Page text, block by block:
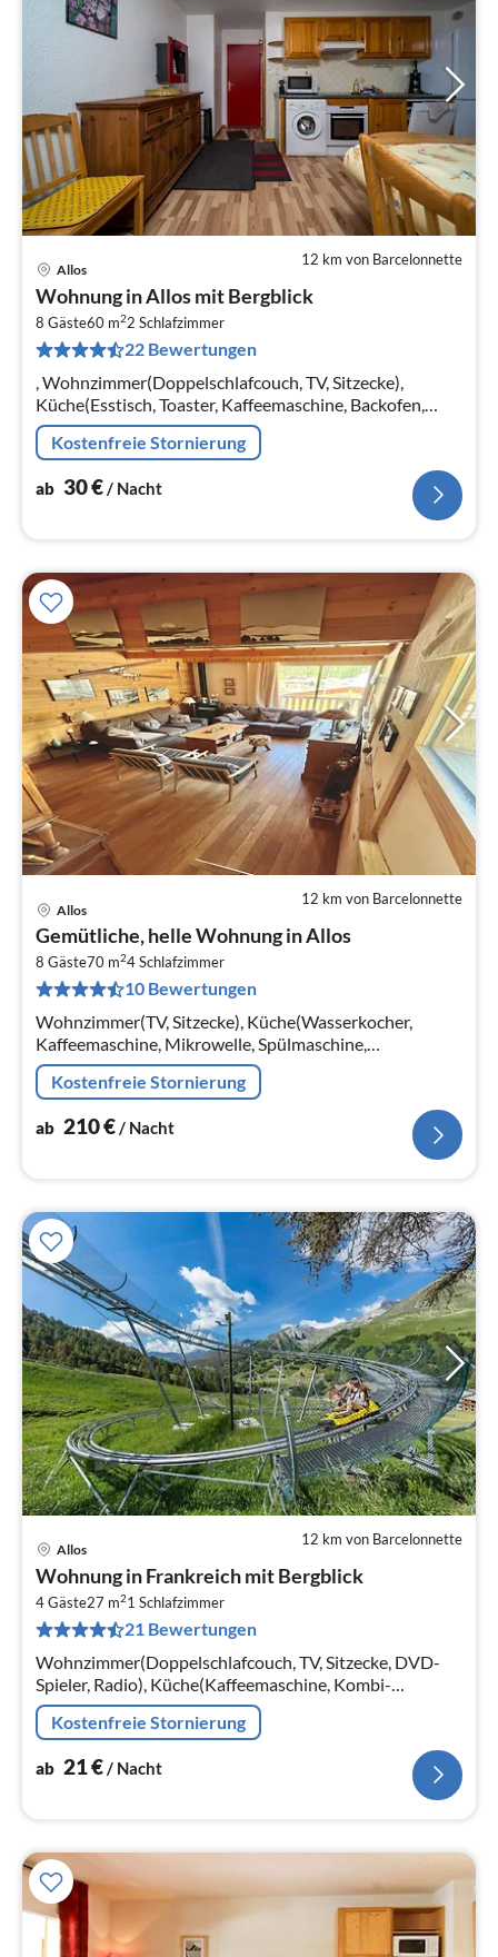
12 km von Barcelonnette
Allos
Wohnung in Allos mit Bergblick
8 Gäste60 m22 Schlafzimmer
22 Bewertungen
, Wohnzimmer(Doppelschlafcouch, TV, Sitzecke),
Küche(Esstisch, Toaster, Kaffeemaschine, Backofen,
Mikrowelle, Spülmaschine, Kühlschrank, ),
Schlafzimmer(Doppelbett)
Kostenfreie Stornierung
ab 30€/ Nacht
12 km von Barcelonnette
Allos
Gemütliche, helle Wohnung in Allos
8 Gäste70 m24Schlafzimmer
10 Bewertungen
Wohnzimmer(TV, Sitzecke), Küche(Wasserkocher,
Kaffeemaschine, Mikrowelle, Spülmaschine,
Kühlschrank, Waschmaschine, , ),
Schlafzimmer(Einzelbett, Einzelbett)
Kostenfreie Stornierung
ab 210€/ Nacht
12 km von Barcelonnette
Allos
Wohnung in Frankreich mit Bergblick
4 Gäste27 m21 Schlafzimmer
21 Bewertungen
Wohnzimmer(Doppelschlafcouch, TV, Sitzecke, DVD-
Spieler, Radio), Küche(Kaffeemaschine, Kombi-
Mikrowelle, Kühlschrank, ), Schlafzimmer(Etagenbett),
Badezimmer(Badewanne)
Kostenfreie Stornierung
ab 21€/ Nacht